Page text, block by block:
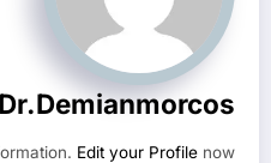
Dr.demianmorcos
Edit your Profile now.